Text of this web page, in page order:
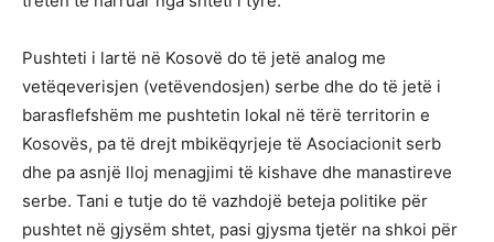
Pushteti i lartë në Kosovë do të jetë analog me
vetëqeverisjen (vetëvendosjen) serbe dhe do të jetë i
barasflefshëm me pushtetin lokal në tërë territorin e
Kosovës, pa të drejt mbikëqyrjeje të Asociacionit serb
dhe pa asnjë lloj menagjimi të kishave dhe manastireve
serbe. Tani e tutje do të vazhdojë beteja politike për
pushtet në gjysëm shtet, pasi gjysma tjetër na shkoi për